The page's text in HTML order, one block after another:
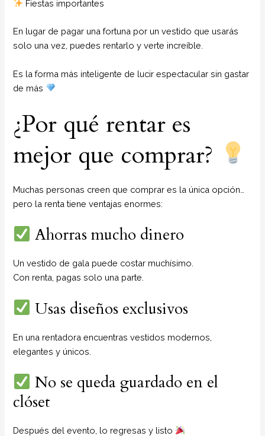
Fiestas importantes
En lugar de pagar una fortuna por un vestido que usarás
solo una vez, puedes rentarlo y verte increíble.
Es la forma más inteligente de lucir espectacular sin gastar
de más
¿Por qué rentar es
mejor que comprar?
Muchas personas creen que comprar es la única opción…
pero la renta tiene ventajas enormes:
Ahorras mucho dinero
Un vestido de gala puede costar muchísimo.
Con renta, pagas solo una parte.
Usas diseños exclusivos
En una rentadora encuentras vestidos modernos,
elegantes y únicos.
No se queda guardado en el
clóset
Después del evento, lo regresas y listo